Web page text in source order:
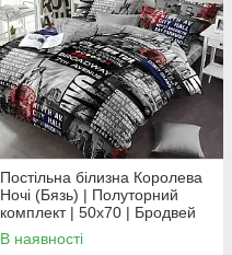
Постільна білизна Королева
Ночі (Бязь) | Полуторний
комплект | 50х70 | Бродвей
В наявності